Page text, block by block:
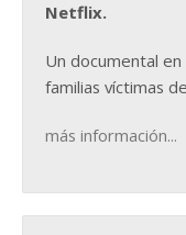
Netflix.
Un documental
familias víctimas
más información...